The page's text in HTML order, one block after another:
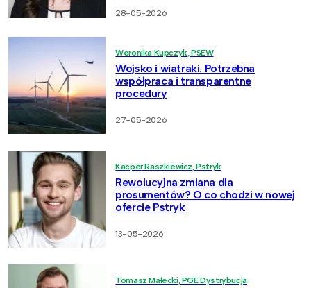
28-05-2026
Weronika Kupczyk, PSEW
Wojsko i wiatraki. Potrzebna
współpraca i transparentne
procedury
27-05-2026
Kacper Raszkiewicz, Pstryk
Rewolucyjna zmiana dla
prosumentów? O co chodzi w nowej
ofercie Pstryk
13-05-2026
Tomasz Małecki, PGE Dystrybucja